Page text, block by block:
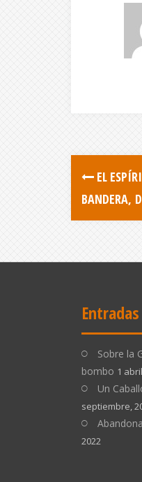
EL
BANDERA,
Sobre la
bombo 1
Un
septiembre,
2022